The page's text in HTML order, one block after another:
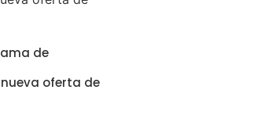
de
oferta de